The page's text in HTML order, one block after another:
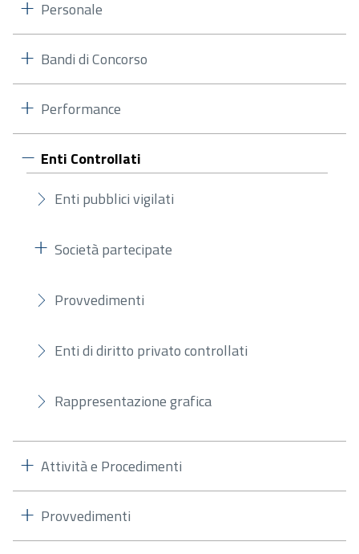
Personale
Bandi di Concorso
Performance
Enti Controllati
Enti pubblici vigilati
Società partecipate
Provvedimenti
Enti di diritto privato controllati
Rappresentazione grafica
Attività e Procedimenti
Provvedimenti